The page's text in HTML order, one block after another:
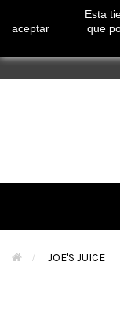
¡ Consigue tu
> JOE'S JUICE
aceptar
Esta
que